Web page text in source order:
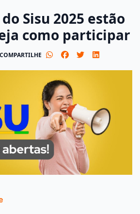
Sisu 2025 estão
como participar
COMPARTILHE